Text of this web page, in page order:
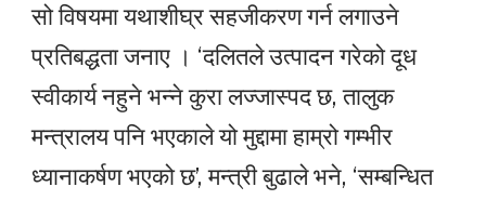
सो विषयमा यथाशीघ्र सहजीकरण गर्न लगाउने
प्रतिबद्धता जनाए । ‘दलितले उत्पादन गरेको दूध
स्वीकार्य नहुने भन्ने कुरा लज्जास्पद छ, तालुक
मन्त्रालय पनि भएकाले यो मुद्दामा हाम्रो गम्भीर
ध्यानाकर्षण भएको छ’, मन्त्री बुढाले भने, ‘सम्बन्धित